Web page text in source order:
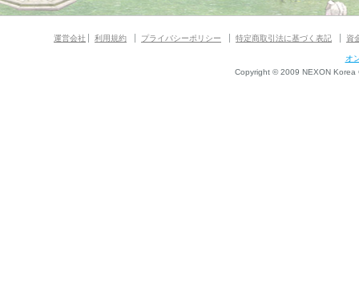
運営会社 利用規約 プライバシーポリシー 特定商取引法に基づく表記 資
オ
Copyright © 2009 NEXON Korea